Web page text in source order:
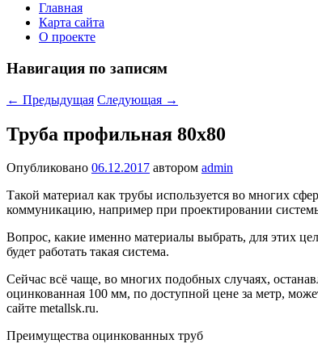
Главная
Карта сайта
О проекте
Навигация по записям
← Предыдущая Следующая →
Труба профильная 80х80
Опубликовано 06.12.2017 автором admin
Такой материал как трубы используется во многих
коммуникацию, например при проектировании
Вопрос, какие именно материалы выбрать, для этих
будет работать такая система.
Сейчас всё чаще, во многих подобных случаях,
оцинкованная 100 мм, по доступной цене за метр,
сайте metallsk.ru.
Преимущества оцинкованных труб